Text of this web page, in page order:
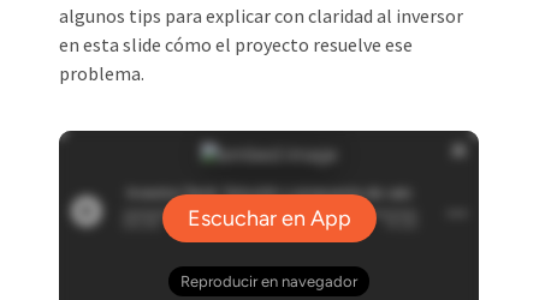
algunos tips para explicar con claridad al inversor
en esta slide cómo el proyecto resuelve ese
problema.